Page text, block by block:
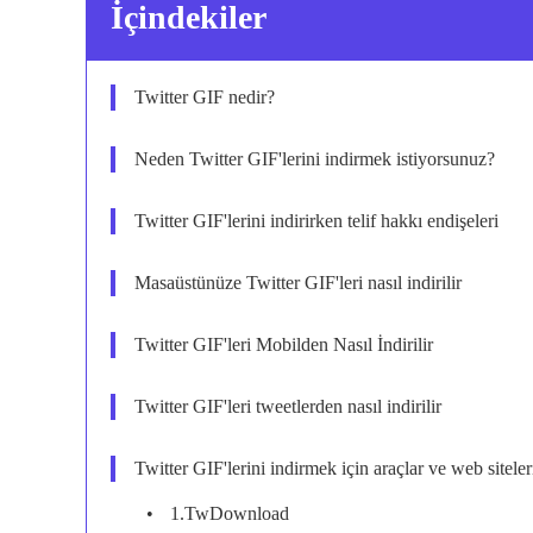
İçindekiler
Twitter GIF nedir?
Neden Twitter GIF'lerini indirmek istiyorsunuz?
Twitter GIF'lerini indirirken telif hakkı endişeleri
Masaüstünüze Twitter GIF'leri nasıl indirilir
Twitter GIF'leri Mobilden Nasıl İndirilir
Twitter GIF'leri tweetlerden nasıl indirilir
Twitter GIF'lerini indirmek için araçlar ve web
1.TwDownload